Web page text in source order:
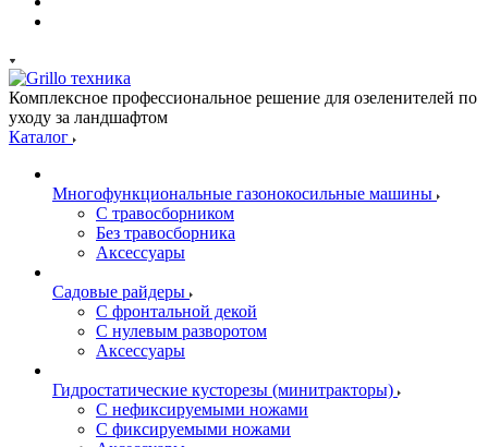
Комплексное профессиональное решение для озеленителей по
уходу за ландшафтом
Каталог
Многофункциональные газонокосильные машины
С травосборником
Без травосборника
Аксессуары
Садовые райдеры
С фронтальной декой
С нулевым разворотом
Аксессуары
Гидростатические кусторезы (минитракторы)
С нефиксируемыми ножами
С фиксируемыми ножами